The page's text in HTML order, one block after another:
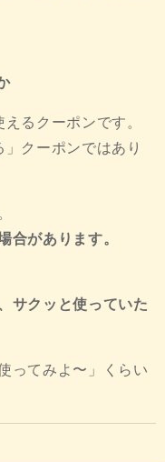
るクーポンです。
クーポンではあり
合があります。
サクッと使っていた
ってみよ〜」くらい